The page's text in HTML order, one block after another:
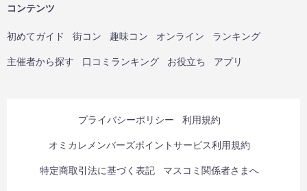
コンテンツ
初めてガイド 街コン 趣味コン オンライン ランキング
主催者から探す 口コミランキング お役立ち アプリ
プライバシーポリシー 利用規約
オミカレメンバーズポイントサービス利用規約
特定商取引法に基づく表記 マスコミ関係者さまへ